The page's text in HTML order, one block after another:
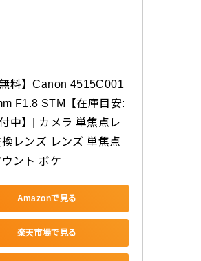
無料】Canon 4515C001
F1.8 STM【在庫目安:
中】| カメラ 単焦点レ
換レンズ レンズ 単焦点
ント ボケ
Amazonで見る
楽天市場で見る